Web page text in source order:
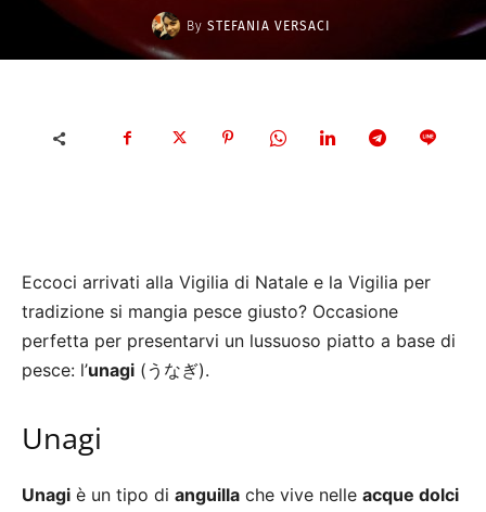
By STEFANIA VERSACI
Eccoci arrivati alla Vigilia di Natale e la Vigilia per
tradizione si mangia pesce giusto? Occasione
perfetta per presentarvi un lussuoso piatto a base di
pesce: l’unagi (うなぎ).
Unagi
Unagi è un tipo di anguilla che vive nelle acque dolci